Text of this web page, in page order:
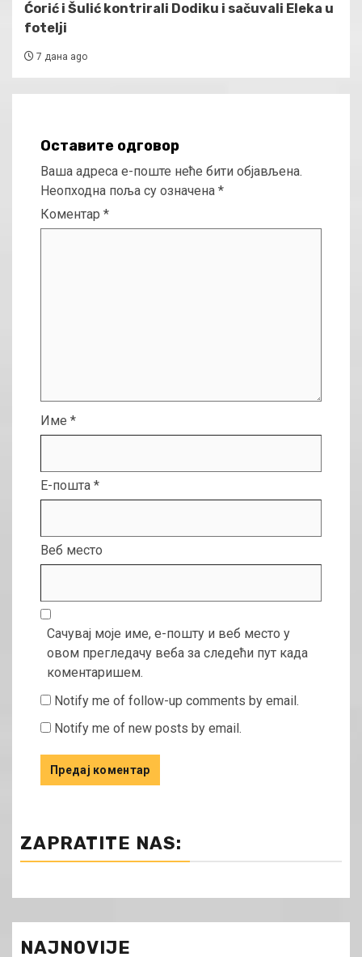
Ćorić i Šulić kontrirali Dodiku i sačuvali Eleka u
fotelji
7 дана ago
Оставите одговор
Ваша адреса е-поште неће бити објављена.
Неопходна поља су означена *
Коментар *
Име *
Е-пошта *
Веб место
Сачувај моје име, е-пошту и веб место у
овом прегледачу веба за следећи пут када
коментаришем.
Notify me of follow-up comments by email.
Notify me of new posts by email.
ZAPRATITE NAS:
NAJNOVIJE